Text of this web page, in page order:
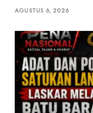
AGUSTUS 6, 2026